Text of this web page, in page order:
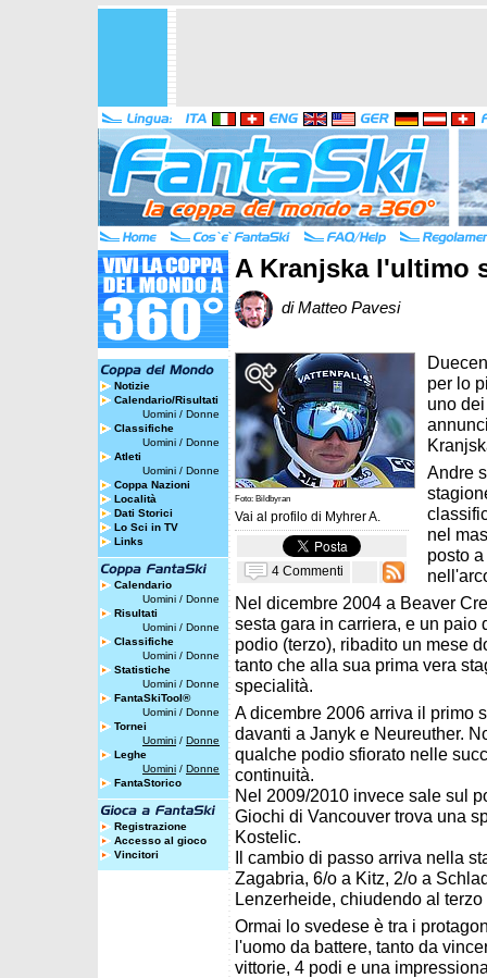
Notizie
Calendario/Risultati
Uomini / Donne
Classifiche
Uomini / Donne
Atleti
Uomini / Donne
Coppa Nazioni
Località
Dati Storici
Lo Sci in TV
Links
Calendario
Uomini / Donne
Risultati
Uomini / Donne
Classifiche
Uomini / Donne
Statistiche
Uomini / Donne
FantaSkiTool®
Uomini / Donne
Tornei
Uomini / Donne
Leghe
Uomini / Donne
FantaStorico
Registrazione
Accesso al gioco
Vincitori
A Kranjska l'ultimo
di Matteo Pavesi
Foto: Bildbyran
Vai al profilo di Myhrer A.
4 Commenti
per lo
uno
Andre
nel
posto
Nel dicembre 2004 a Beaver
sesta gara in carriera, e un
podio (terzo), ribadito un mese
tanto che alla sua prima vera
specialità.
A dicembre 2006 arriva il primo
davanti a Janyk e Neureuther.
qualche podio sfiorato nelle
continuità.
Nel 2009/2010 invece sale sul
Giochi di Vancouver trova una
Kostelic.
Il cambio di passo arriva nella
Zagabria, 6/o a Kitz, 2/o a
Lenzerheide, chiudendo al
Ormai lo svedese è tra i
l'uomo da battere, tanto da
vittorie, 4 podi e una